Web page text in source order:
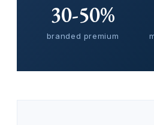
30-50%
branded premium